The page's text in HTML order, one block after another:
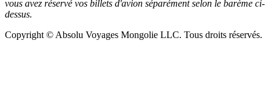
vous avez réservé vos billets d'avion séparément selon le barème ci-
dessus.
Copyright © Absolu Voyages Mongolie LLC. Tous droits réservés.